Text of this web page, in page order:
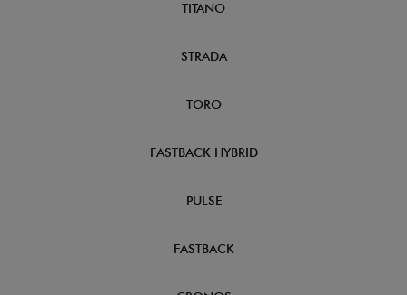
TITANO
STRADA
TORO
FASTBACK HYBRID
PULSE
FASTBACK